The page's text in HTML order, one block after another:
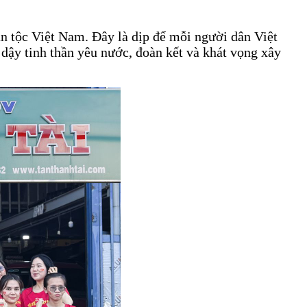
tộc Việt Nam. Đây là dịp để mỗi người dân Việt
tinh thần yêu nước, đoàn kết và khát vọng xây